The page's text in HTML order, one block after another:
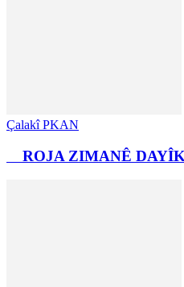
Çalakî PKAN
ROJA ZIMANÊ